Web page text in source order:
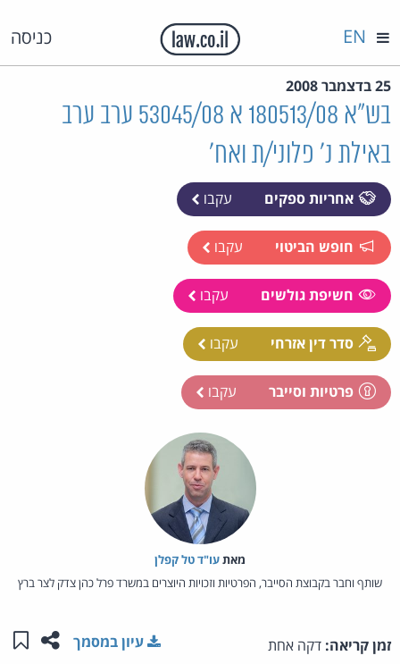
כניסה EN
25 בדצמבר 2008
בש"א 180513/08 א 53045/08 ערב ערב
באילת נ' פלוני/ת ואח'
אחריות ספקים עקבו
חופש הביטוי עקבו
חשיפת גולשים עקבו
סדר דין אזרחי עקבו
פרטיות וסייבר עקבו
מאת‏עו"ד טל קפלן
שותף וחבר בקבוצת הסייבר, הפרטיות וזכויות היוצרים במשרד פרל כהן צדק לצר ברץ
זמן קריאה: דקה אחת שתפו
עיון במסמך